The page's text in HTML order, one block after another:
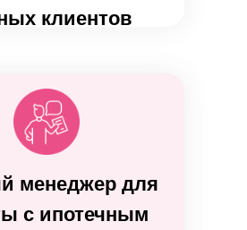
клиентов
менеджер для
с ипотечным